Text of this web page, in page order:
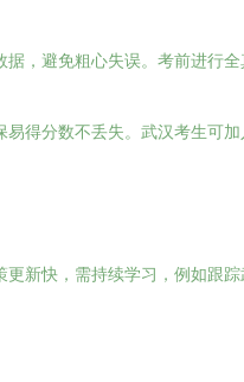
，避免粗心失误。考前进行
得分数不丢失。武汉考生可
新快，需持续学习，例如跟